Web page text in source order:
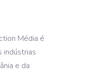
Média é
indústrias
e da